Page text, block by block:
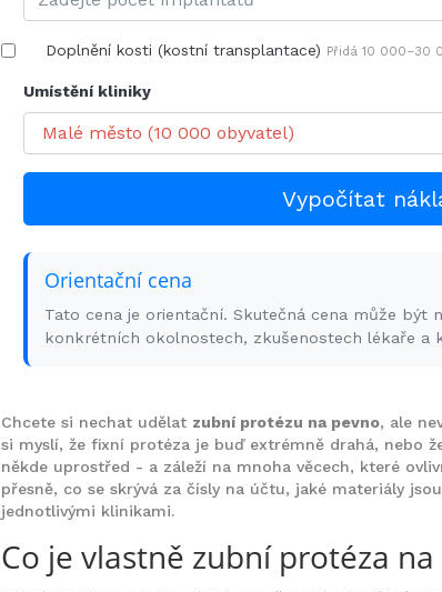
Doplnění kosti (kostní transplantace) Přidá 10 000–30
Umístění kliniky
Vypočítat
Orientační cena
Tato cena je orientační. Skutečná cena může být
konkrétních okolnostech, zkušenostech lékaře a
Chcete si nechat udělat zubní protézu na pevno, ale
si myslí, že fixní protéza je buď extrémně drahá, nebo
někde uprostřed - a záleží na mnoha věcech, které
přesně, co se skrývá za čísly na účtu, jaké materiály
jednotlivými klinikami.
Co je vlastně zubní protéza na